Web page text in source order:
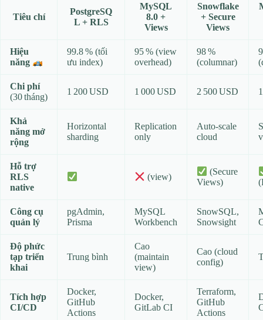
Tiêu chí
PostgreSQ
L + RLS
MySQL
8.0 +
Views
Snowflake
+ Secure
Views
Hiệu
năng
99.8 % (tối
ưu index)
95 % (view
overhead)
98 %
(columnar)
Chi phí
(30 tháng)
1 200 USD 1 000 USD 2 500 USD
Khả
năng mở
rộng
Horizontal
sharding
Replication
only
Auto‑scale
cloud
Hỗ trợ
RLS
native
(view)
(Secure
Views)
Công cụ
quản lý
pgAdmin,
Prisma
MySQL
Workbench
SnowSQL,
Snowsight
Độ phức
tạp triển
khai
Trung bình
Cao
(maintain
view)
Cao (cloud
config)
Tích hợp
CI/CD
Docker,
GitHub
Actions
Docker,
GitLab CI
Terraform,
GitHub
Actions